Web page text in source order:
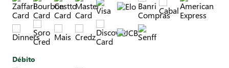
Débito